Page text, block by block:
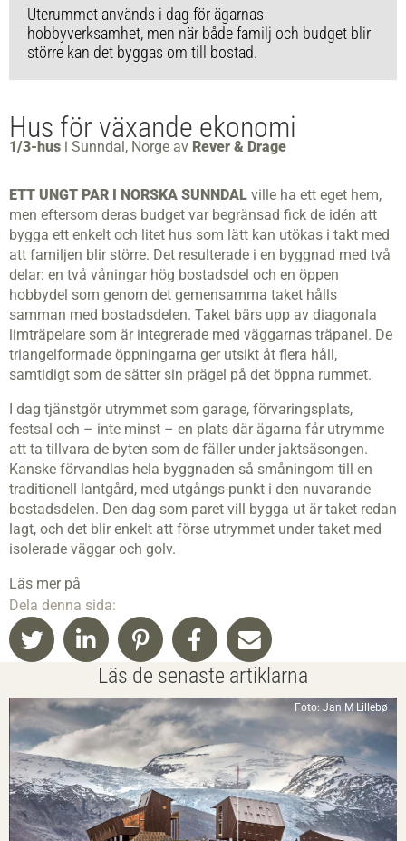
Uterummet används i dag för ägarnas
hobbyverksamhet, men när både familj och budget blir
större kan det byggas om till bostad.
Hus för växande ekonomi
1/3-hus i Sunndal, Norge av Rever & Drage
ETT UNGT PAR I NORSKA SUNNDAL ville ha ett eget hem,
men eftersom deras budget var begränsad fick de idén att
bygga ett enkelt och litet hus som lätt kan utökas i takt med
att familjen blir större. Det resulterade i en byggnad med två
delar: en två våningar hög bostadsdel och en öppen
hobbydel som genom det gemensamma taket hålls
samman med bostadsdelen. Taket bärs upp av diagonala
limträpelare som är integrerade med väggarnas träpanel. De
triangelformade öppningarna ger utsikt åt flera håll,
samtidigt som de sätter sin prägel på det öppna rummet.
I dag tjänstgör utrymmet som garage, förvaringsplats,
festsal och – inte minst – en plats där ägarna får utrymme
att ta tillvara de byten som de fäller under jaktsäsongen.
Kanske förvandlas hela byggnaden så småningom till en
traditionell lantgård, med utgångs-punkt i den nuvarande
bostadsdelen. Den dag som paret vill bygga ut är taket redan
lagt, och det blir enkelt att förse utrymmet under taket med
isolerade väggar och golv.
Läs mer på
Dela denna sida:
Läs de senaste artiklarna
Foto: Jan M Lillebø